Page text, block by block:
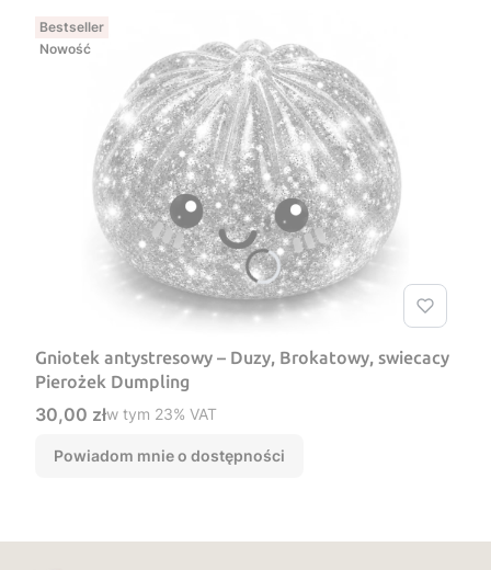
Bestseller
Nowość
Gniotek antystresowy – Duzy, Brokatowy, swiecacy
Pierożek Dumpling
Cena brutto
30,00 złw tym %s VAT
w tym 23% VAT
Powiadom mnie o dostępności